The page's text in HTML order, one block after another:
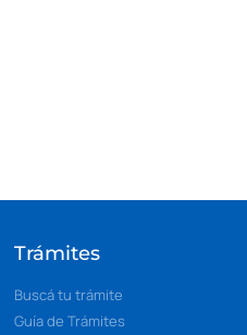
Trámites
Buscá tu trámite
Guía de Trámites